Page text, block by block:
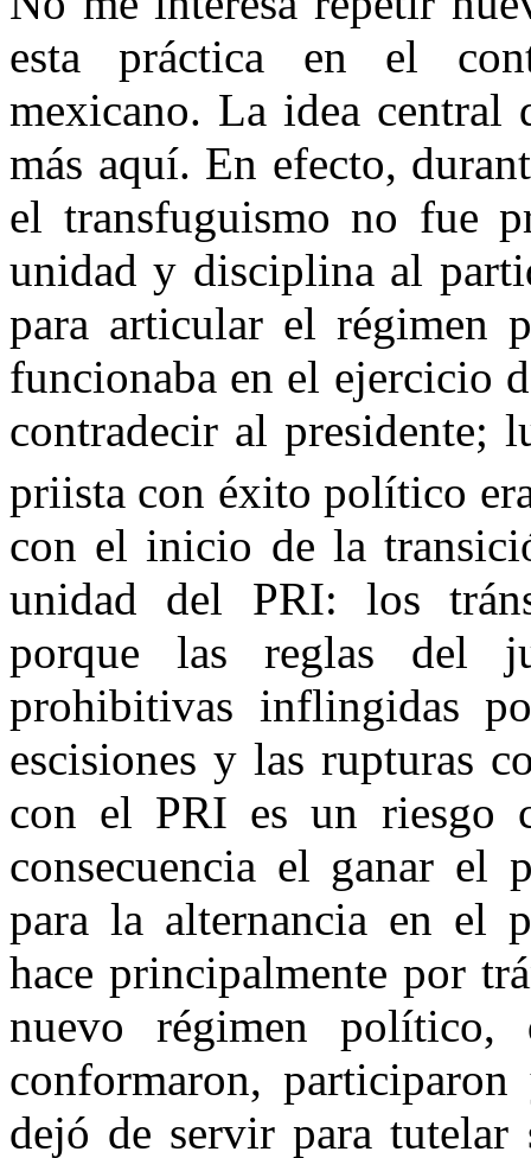
esta práctica en el
mexicano. La idea
más aquí. En efecto,
el transfuguismo no fue
unidad y disciplina al
para articular el régimen
funcionaba en el ejercicio
contradecir al presidente;
priista con éxito político
con el inicio de la
unidad del PRI: los
porque las reglas del
prohibitivas inflingidas
escisiones y las rupturas
con el PRI es un riesgo
consecuencia el ganar el
para la alternancia en el
hace principalmente por
nuevo régimen político,
conformaron,
dejó de servir para tutelar